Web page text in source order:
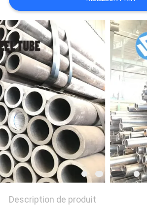
SITE
POLITIQUE
EN
MATIÈRE
DE
PROTECTION
DE
LA
VIE
PRIVÉE
Description de produit